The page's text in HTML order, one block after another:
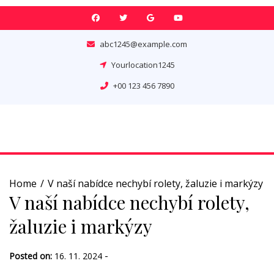
Skip
abc1245@example.com
Yourlocation1245
+00 123 456 7890
Home V naší nabídce nechybí rolety, žaluzie i markýzy
V naší nabídce nechybí rolety,
žaluzie i markýzy
Posted on: 16. 11. 2024 -